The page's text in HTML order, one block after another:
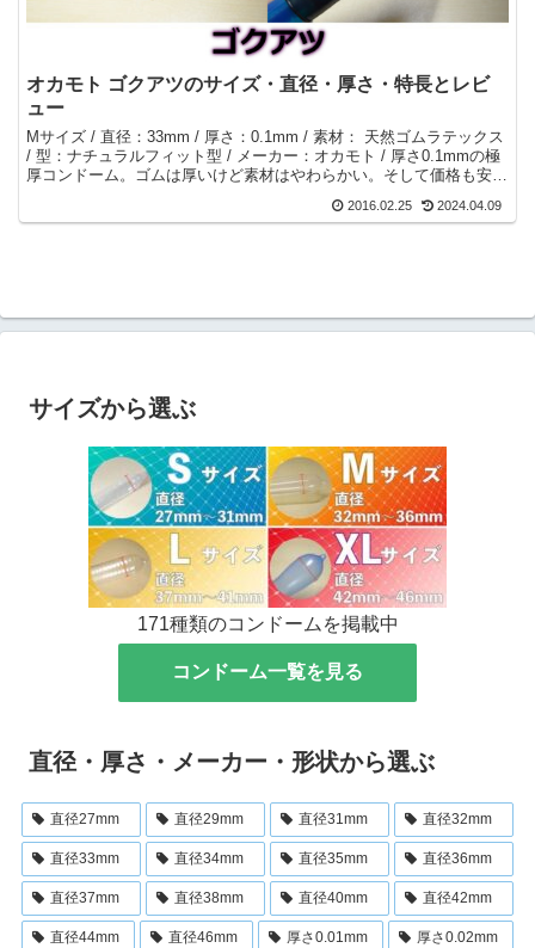
オカモト ゴクアツのサイズ・直径・厚さ・特長とレビ
ュー
Mサイズ / 直径：33mm / 厚さ：0.1mm / 素材： 天然ゴムラテックス
/ 型：ナチュラルフィット型 / メーカー：オカモト / 厚さ0.1mmの極
厚コンドーム。ゴムは厚いけど素材はやわらかい。そして価格も安
2016.02.25 2024.04.09
サイズから選ぶ
171種類のコンドームを掲載中
コンドーム一覧を見る
直径・厚さ・メーカー・形状から選ぶ
直径27mm 直径29mm 直径31mm 直径32mm
直径33mm 直径34mm 直径35mm 直径36mm
直径37mm 直径38mm 直径40mm 直径42mm
直径44mm 直径46mm 厚さ0.01mm 厚さ0.02mm